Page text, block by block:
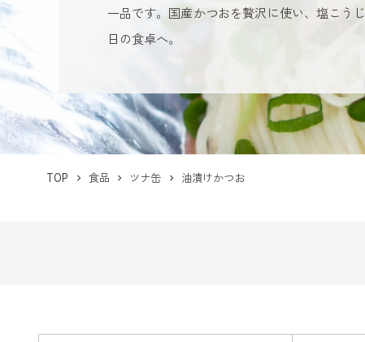
一品です。国産かつおを贅沢に使い、塩こう
日の食卓へ。
TOP 食品 ツナ缶 油漬けかつお